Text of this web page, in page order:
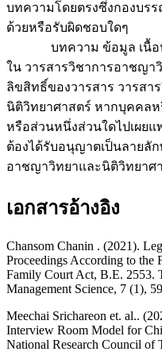
บทความโดยตรงซึ่งกองบร
ด้วยหรือรับผิดชอบใดๆ
บทความ ข้อมูล เนื้อหา
ใน วารสารวิชาการอาชญา
ลิขสิทธิ์ของวารสาร วารสา
นิติวิทยาศาสตร์ หากบุคคล
หรือส่วนหนึ่งส่วนใดไปเผยแ
ต้องได้รับอนุญาตเป็นลายลั
อาชญาวิทยาและนิติวิทยาศ
เอกสารอ้างอิง
Chansom Chanin . (2021).
Proceedings According to the
Family Court Act, B.E. 2553.
Management Science, 7 (1),
Meechai Srichareon et. al..
Interview Room Model for
National Research Council of